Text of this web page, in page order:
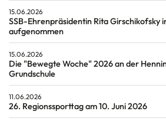
15.06.2026
SSB-Ehrenpräsidentin Rita Girschikofsky
aufgenommen
15.06.2026
Die "Bewegte Woche" 2026 an der
Grundschule
11.06.2026
26. Regionssporttag am 10. Juni 2026